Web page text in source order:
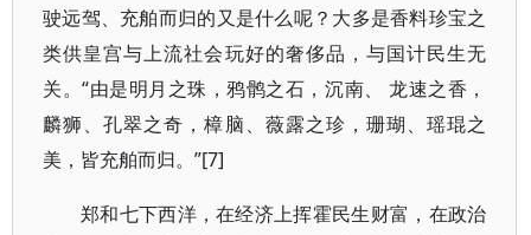
驶远驾、充舶而归的又是什么呢？大多是香料珍宝之
类供皇宫与上流社会玩好的奢侈品，与国计民生无
关。“由是明月之珠，鸦鹘之石，沉南、 龙速之香，
麟狮、孔翠之奇，樟脑、薇露之珍，珊瑚、瑶琨之
美，皆充舶而归。”[7]
郑和七下西洋，在经济上挥霍民生财富，在政治